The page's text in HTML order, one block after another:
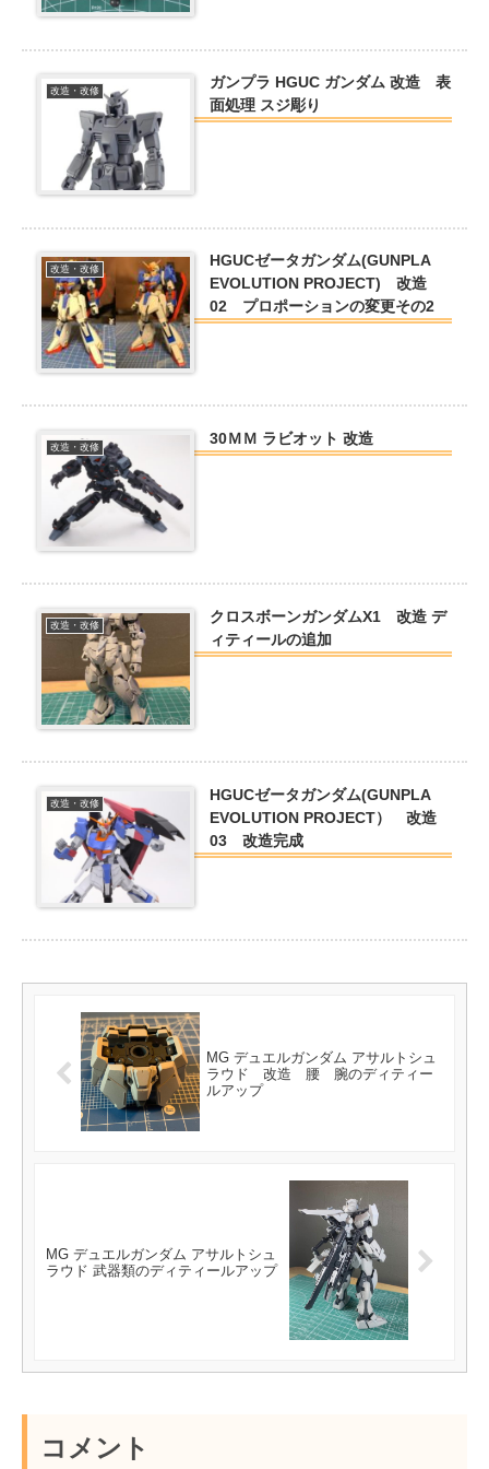
改造・改修
ガンプラ HGUC ガンダム 改造 表
面処理 スジ彫り
改造・改修
HGUCゼータガンダム(GUNPLA
EVOLUTION PROJECT) 改造
02 プロポーションの変更その2
改造・改修 30ＭＭ ラビオット 改造
改造・改修
クロスボーンガンダムX1 改造 デ
ィティールの追加
改造・改修
HGUCゼータガンダム(GUNPLA
EVOLUTION PROJECT） 改造
03 改造完成
MG デュエルガンダム アサルトシュ
ラウド 改造 腰 腕のディティー
ルアップ
MG デュエルガンダム アサルトシュ
ラウド 武器類のディティールアップ
コメント